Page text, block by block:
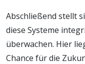
Abschließend stellt
diese Systeme
überwachen. Hier
Chance für die